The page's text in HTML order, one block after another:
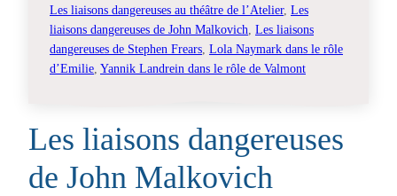
Les liaisons dangereuses au théâtre de l’Atelier, Les
liaisons dangereuses de John Malkovich Les liaisons
dangereuses de Stephen Frears Lola Naymark dans le rôle
d’Emilie Yannik Landrein dans le rôle de Valmont
Les liaisons dangereuses
de John Malkovich